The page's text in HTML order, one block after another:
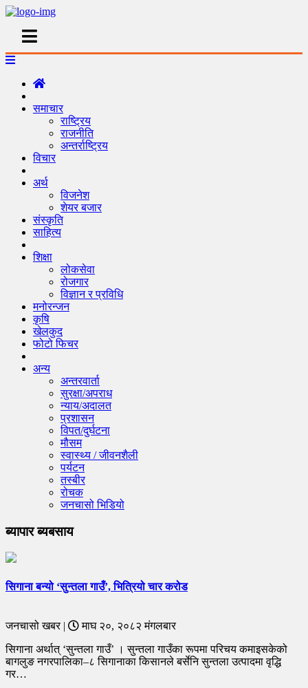
समाचार
राष्ट्रिय
राजनीति
अन्तर्राष्ट्रिय
विचार
अर्थ
विजनेश
शेयर बजार
संस्कृति
साहित्य
शिक्षा
लोकसेवा
रोजगार
विज्ञान र प्रविधि
मनोरन्जन
कृषि
खेलकुद
फोटो फिचर
अन्य
अन्तरवार्ता
सुरक्षा/अपराध
न्याय/अदालत
प्रशासन
विपत/दुर्घटना
मौसम
स्वास्थ्य / जीवनशैली
पर्यटन
तस्बीर
रोचक
जनचासो भिडियो
ब्यापार ब्यबसाय
सिगाना बन्यो ‘सुन्तला गाउँ’, भित्रियो चार करोड
जनचासो खबर |
माघ २०, २०८२ मंगलबार
सिगाना अर्थात् ‘सुन्तला गाउँ’ । सुन्तला गाउँका रूपमा परिचय कमाइसकेको
बागलुङ नगरपालिका–८ सिगानाका किसानले बर्सेनि सुन्तला उत्पादमा वृद्धि
गर…